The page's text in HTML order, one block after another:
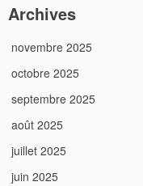
Archives
novembre 2025
octobre 2025
septembre 2025
août 2025
juillet 2025
juin 2025